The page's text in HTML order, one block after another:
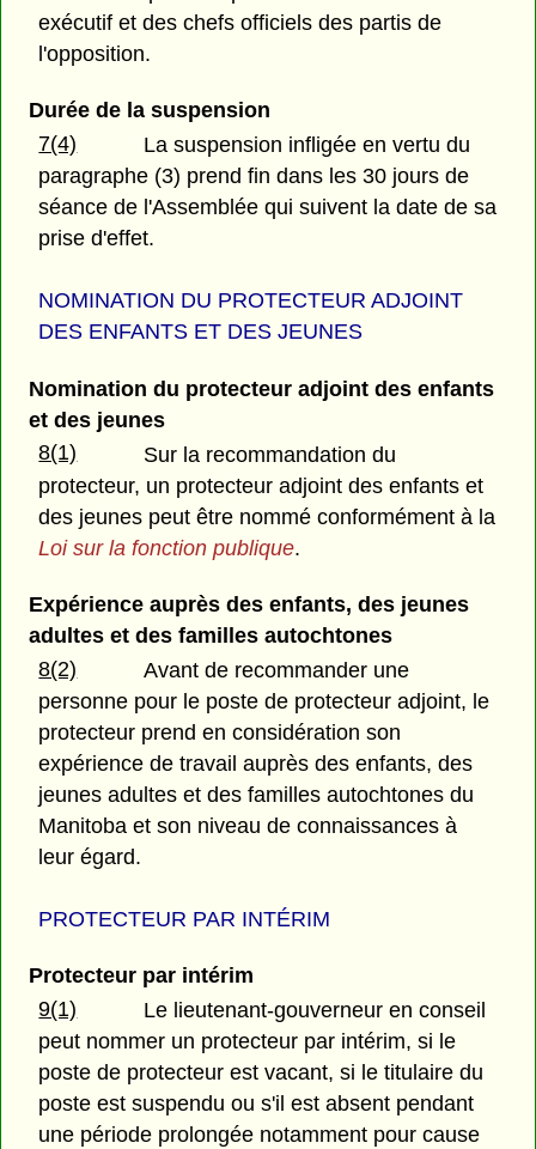
exécutif et des chefs officiels des partis de
l'opposition.
Durée de la suspension
7(4)
La suspension infligée en vertu du
paragraphe (3) prend fin dans les 30 jours de
séance de l'Assemblée qui suivent la date de sa
prise d'effet.
NOMINATION DU PROTECTEUR ADJOINT
DES ENFANTS ET DES JEUNES
Nomination du protecteur adjoint des enfants
et des jeunes
8(1)
Sur la recommandation du
protecteur, un protecteur adjoint des enfants et
des jeunes peut être nommé conformément à la
Loi sur la fonction publique.
Expérience auprès des enfants, des jeunes
adultes et des familles autochtones
8(2)
Avant de recommander une
personne pour le poste de protecteur adjoint, le
protecteur prend en considération son
expérience de travail auprès des enfants, des
jeunes adultes et des familles autochtones du
Manitoba et son niveau de connaissances à
leur égard.
PROTECTEUR PAR INTÉRIM
Protecteur par intérim
9(1)
Le lieutenant-gouverneur en conseil
peut nommer un protecteur par intérim, si le
poste de protecteur est vacant, si le titulaire du
poste est suspendu ou s'il est absent pendant
une période prolongée notamment pour cause